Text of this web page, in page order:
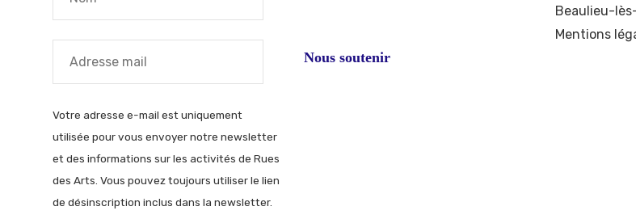
Votre adresse e-mail est uniquement
utilisée pour vous envoyer notre newsletter
et des informations sur les activités de Rues
des Arts. Vous pouvez toujours utiliser le lien
de désinscription inclus dans la newsletter.
Nous soutenir
Beaulieu-
Mentions